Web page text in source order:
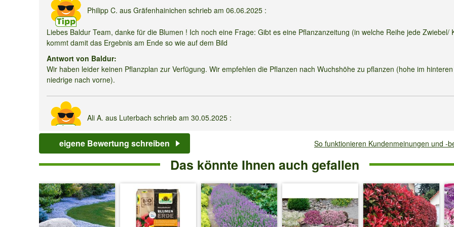
Paket
Philipp C. aus Gräfenhainichen schrieb am 06.06.2025 :
Liebes Baldur Team, danke für die Blumen ! Ich noch eine Frage: Gibt es eine Pflanzanzeitung (in welche Reihe jede Zwiebel/
kommt damit das Ergebnis am Ende so wie auf dem Bild
Antwort von Baldur:
Wir haben leider keinen Pflanzplan zur Verfügung. Wir empfehlen die Pflanzen nach Wuchshöhe zu pflanzen (hohe im
niedrige nach vorne).
Ali A. aus Luterbach schrieb am 30.05.2025 :
Hi Team Baldur Kann ich das Sommerblüher Spar-Paket auch jetzt (Juni 25) kaufen und anpflanzen? Wenn nein, gibt es
ihrem Sortiment für den Juni. Danke und Gruss Ali
Antwort von Baldur:
Anne E.aus Osternienburger Land OT Micheln schrieb am 23.05.2025:
eigene Bewertung schreiben So funktionieren Kundenmeinungen und -
Das könnte Ihnen auch gefallen